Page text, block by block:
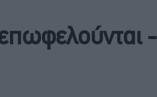
επωφελούνται -